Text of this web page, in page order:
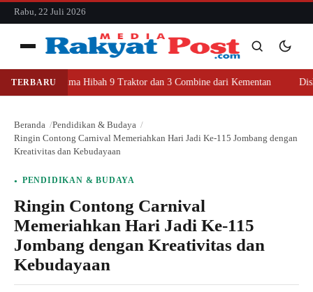
konten
Rabu, 22 Juli 2026
Menu
Cari
Cari
TERBARUTerima Hibah 9 Traktor dan 3 Combine dari Kementan
Beranda
Pendidikan & Budaya
Ringin Contong Carnival Memeriahkan Hari Jadi Ke-115 Jombang dengan
Kreativitas dan Kebudayaan
PENDIDIKAN & BUDAYA
Ringin Contong Carnival
Memeriahkan Hari Jadi Ke-115
Jombang dengan Kreativitas dan
Kebudayaan